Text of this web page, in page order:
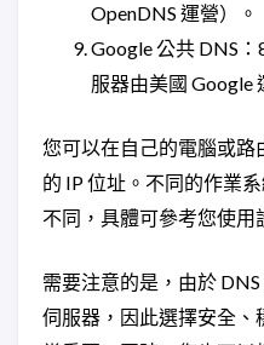
OpenDNS 運營）。
Google 公共 DNS：
服器由美國 Google
您可以在自己的電腦或路
的 IP 位址。不同的作業
不同，具體可參考您使用
需要注意的是，由於
伺服器，因此選擇安全、